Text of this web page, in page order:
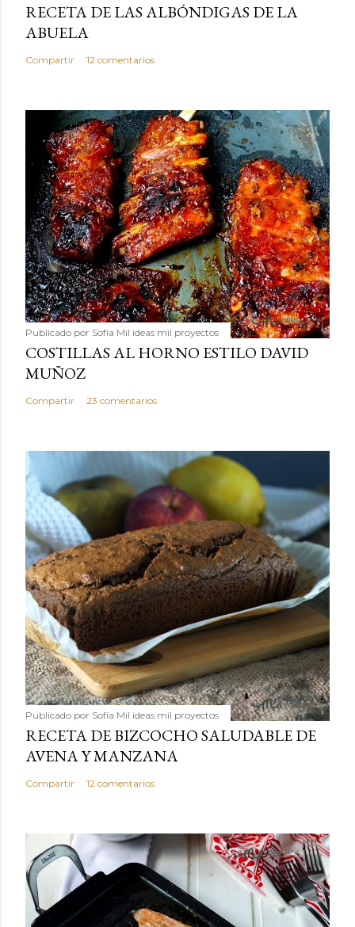
RECETA DE LAS ALBÓNDIGAS DE LA
ABUELA
Compartir 12 comentarios
Publicado por Sofía Mil ideas mil proyectos
COSTILLAS AL HORNO ESTILO DAVID
MUÑOZ
Compartir 23 comentarios
Publicado por Sofía Mil ideas mil proyectos
RECETA DE BIZCOCHO SALUDABLE DE
AVENA Y MANZANA
Compartir 12 comentarios